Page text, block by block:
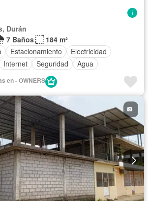
Durán
7 Baños
184 m²
Estacionamiento
Electricidad
Internet Seguridad Agua
en - OWNERS